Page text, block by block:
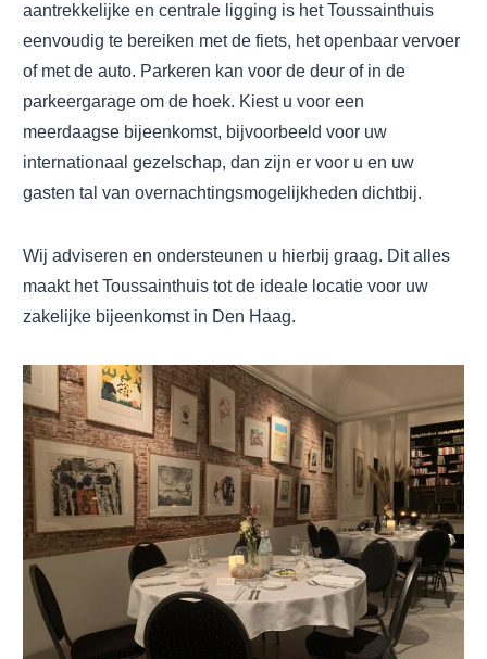
aantrekkelijke en centrale ligging is het Toussainthuis
eenvoudig te bereiken met de fiets, het openbaar vervoer
of met de auto. Parkeren kan voor de deur of in de
parkeergarage om de hoek. Kiest u voor een
meerdaagse bijeenkomst, bijvoorbeeld voor uw
internationaal gezelschap, dan zijn er voor u en uw
gasten tal van overnachtingsmogelijkheden dichtbij.
Wij adviseren en ondersteunen u hierbij graag. Dit alles
maakt het Toussainthuis tot de ideale locatie voor uw
zakelijke bijeenkomst in Den Haag.